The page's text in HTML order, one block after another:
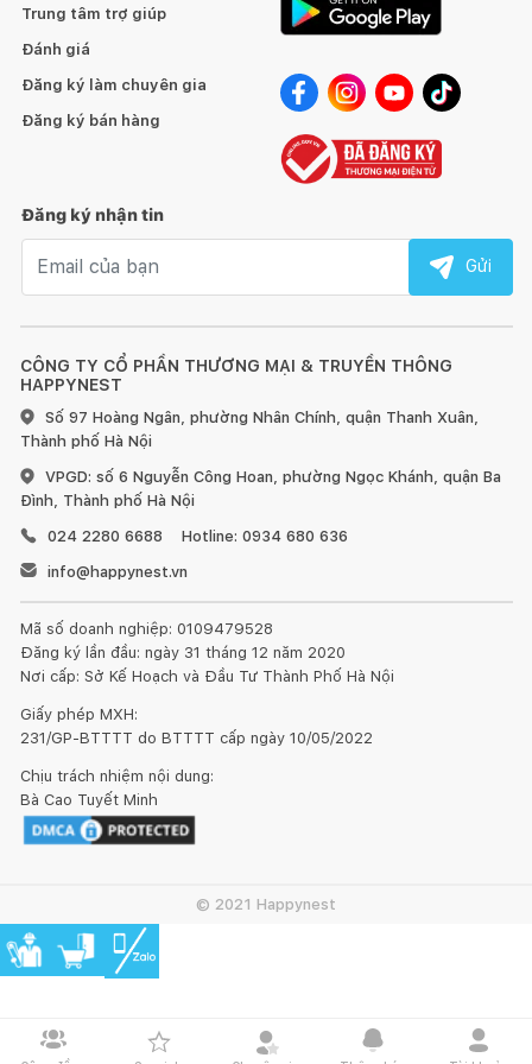
một chỗ và vón cục bằng cách để trên mặt phẳng, sau đó lấy
- Nếu bạn thấy có sợi lông vũ bị chỉa ra ngoài thì không được
kéo ra mà phải dùng vật nhỏ nhét lông lại
CÔNG TY CỔ PHẦN THƯƠNG MẠI & TRUYỀN THÔNG
HAPPYNEST
Số 97 Hoàng Ngân, phường Nhân Chính, quận Thanh Xuân,
Thành phố Hà Nội
VPGD: số 6 Nguyễn Công Hoan, phường Ngọc Khánh, quận Ba
Đình, Thành phố Hà Nội
024 2280 6688
Hotline: 0934 680 636
info@happynest.vn
Mã số doanh nghiệp: 0109479528
Đăng ký lần đầu: ngày 31 tháng 12 năm 2020
Nơi cấp: Sở Kế Hoạch và Đầu Tư Thành Phố Hà Nội
Giấy phép MXH:
231/GP-BTTTT do BTTTT cấp ngày 10/05/2022
Chịu trách nhiệm nội dung:
Bà Cao Tuyết Minh
Trung tâm trợ giúp
Đánh giá
Đăng ký làm chuyên gia
Đăng ký bán hàng
Đăng ký nhận tin
Gửi
© 2021 Happynest